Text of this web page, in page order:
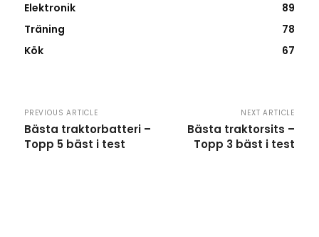
Elektronik
89
Träning
78
Kök
67
PREVIOUS ARTICLE
Bästa traktorbatteri –
Topp 5 bäst i test
NEXT ARTICLE
Bästa traktorsits –
Topp 3 bäst i test